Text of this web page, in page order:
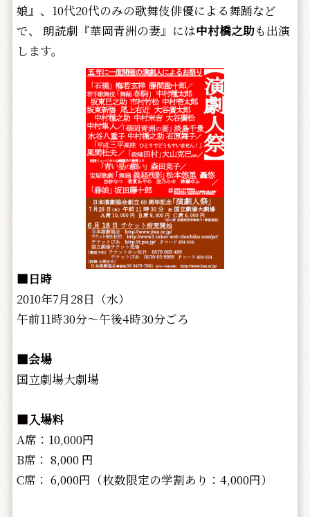
娘』、10代20代のみの歌舞伎俳優による舞踊など
で、 朗読劇『華岡青洲の妻』には中村橋之助も出演
します。
■日時
2010年7月28日（水）
午前11時30分～午後4時30分ごろ
■会場
国立劇場大劇場
■入場料
A席：10,000円
B席： 8,000 円
C席： 6,000円（枚数限定の学割あり：4,000円）